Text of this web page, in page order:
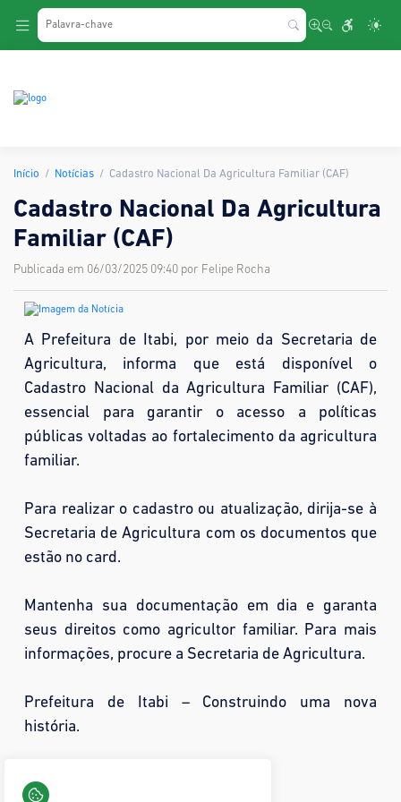
Início Notícias Cadastro Nacional Da Agricultura Familiar (CAF)
Cadastro Nacional Da Agricultura
Familiar (CAF)
Publicada em 06/03/2025 09:40 por Felipe Rocha
A Prefeitura de Itabi, por meio da Secretaria de
Agricultura, informa que está disponível o
Cadastro Nacional da Agricultura Familiar (CAF),
essencial para garantir o acesso a políticas
públicas voltadas ao fortalecimento da agricultura
familiar.
Para realizar o cadastro ou atualização, dirija-se à
Secretaria de Agricultura com os documentos que
estão no card.
Mantenha sua documentação em dia e garanta
seus direitos como agricultor familiar. Para mais
informações, procure a Secretaria de Agricultura.
Prefeitura de Itabi – Construindo uma nova
história.
0 visualizações